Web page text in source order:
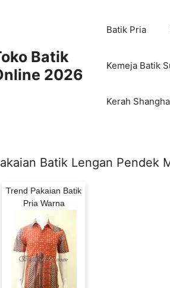
Batik
2026
Batik Pria
Kemeja Batik
Kerah
Batik Lengan Pendek
Trend Pakaian Batik
Pria Warna